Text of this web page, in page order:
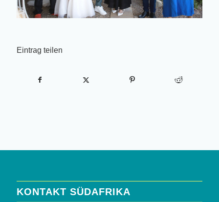
Eintrag teilen
KONTAKT SÜDAFRIKA